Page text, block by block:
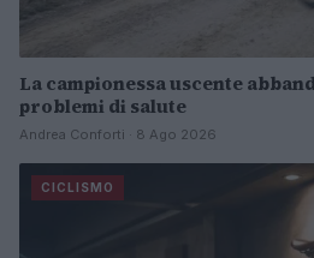
La campionessa uscente
problemi di salute
Andrea Conforti · 8 Ago 2026
CICLISMO